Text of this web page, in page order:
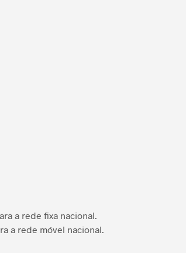
a rede fixa nacional.
a rede móvel nacional.